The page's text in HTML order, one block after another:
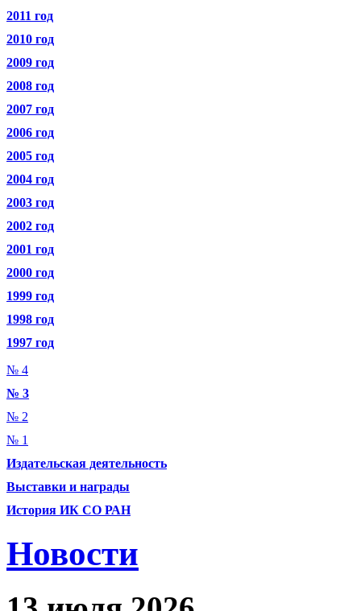
2011 год
2010 год
2009 год
2008 год
2007 год
2006 год
2005 год
2004 год
2003 год
2002 год
2001 год
2000 год
1999 год
1998 год
1997 год
№ 4
№ 3
№ 2
№ 1
Издательская деятельность
Выставки и награды
История ИК СО РАН
Новости